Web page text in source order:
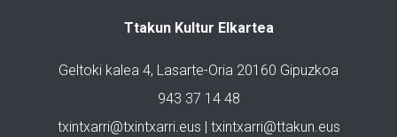
Ttakun Kultur Elkartea
Geltoki kalea 4, Lasarte-Oria 20160 Gipuzkoa
943 37 14 48
txintxarri@txintxarri.eus | txintxarri@ttakun.eus